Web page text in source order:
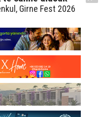
Girne Fest 2026